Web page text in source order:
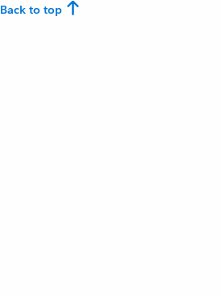
Back to top